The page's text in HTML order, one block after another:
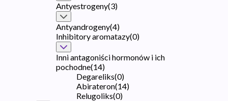
Antyestrogeny(3)
Antyandrogeny(4)
Inhibitory aromatazy(0)
Inni antagoniści hormonów i ich
pochodne(14)
Degareliks(0)
Abirateron(14)
Relugoliks(0)